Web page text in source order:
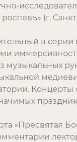
(г.
в серии
«Пресвятая